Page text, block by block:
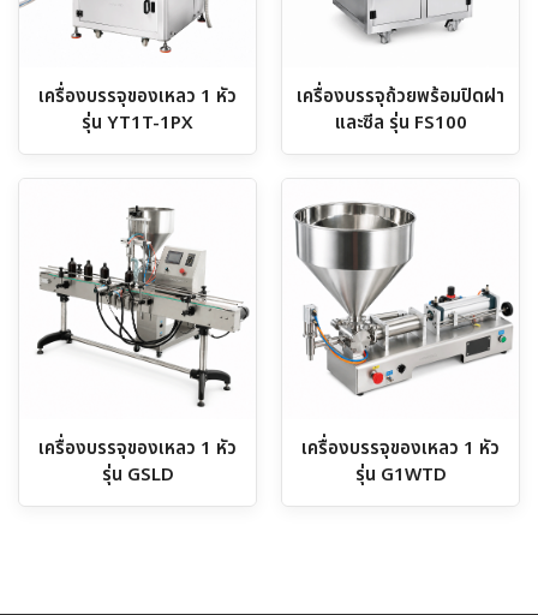
เครื่องบรรจุของเหลว 1 หัว
รุ่น YT1T-1PX
เครื่องบรรจุถ้วยพร้อมปิดฝา
และซีล รุ่น FS100
เครื่องบรรจุของเหลว 1 หัว
รุ่น GSLD
เครื่องบรรจุของเหลว 1 หัว
รุ่น G1WTD